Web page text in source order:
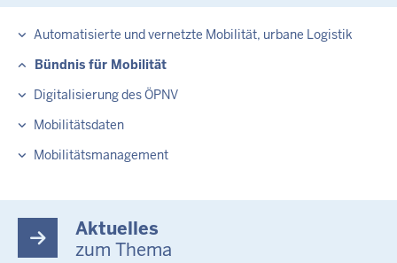
Automatisierte und vernetzte Mobilität, urbane Logistik
Bündnis für Mobilität
Digitalisierung des ÖPNV
Mobilitätsdaten
Mobilitätsmanagement
Aktuelles
zum Thema